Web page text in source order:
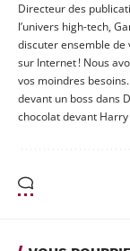
Directeur des
l’univers high-tech,
discuter ensemble
sur Internet ! Nous
vos moindres
devant un boss dans
chocolat devant